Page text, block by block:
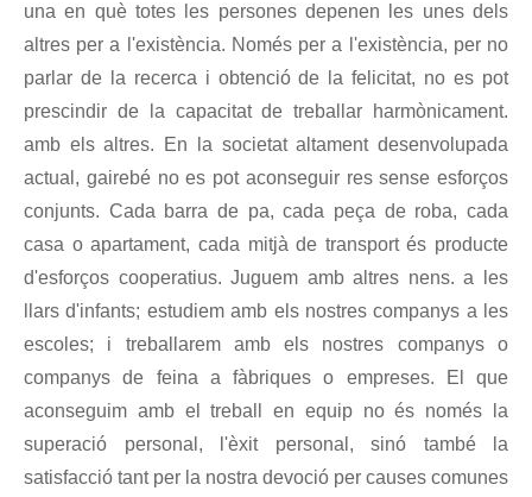
una en què totes les persones depenen les unes dels
altres per a l'existència. Només per a l'existència, per no
parlar de la recerca i obtenció de la felicitat, no es pot
prescindir de la capacitat de treballar harmònicament.
amb els altres. En la societat altament desenvolupada
actual, gairebé no es pot aconseguir res sense esforços
conjunts. Cada barra de pa, cada peça de roba, cada
casa o apartament, cada mitjà de transport és producte
d'esforços cooperatius. Juguem amb altres nens. a les
llars d'infants; estudiem amb els nostres companys a les
escoles; i treballarem amb els nostres companys o
companys de feina a fàbriques o empreses. El que
aconseguim amb el treball en equip no és només la
superació personal, l'èxit personal, sinó també la
satisfacció tant per la nostra devoció per causes comunes